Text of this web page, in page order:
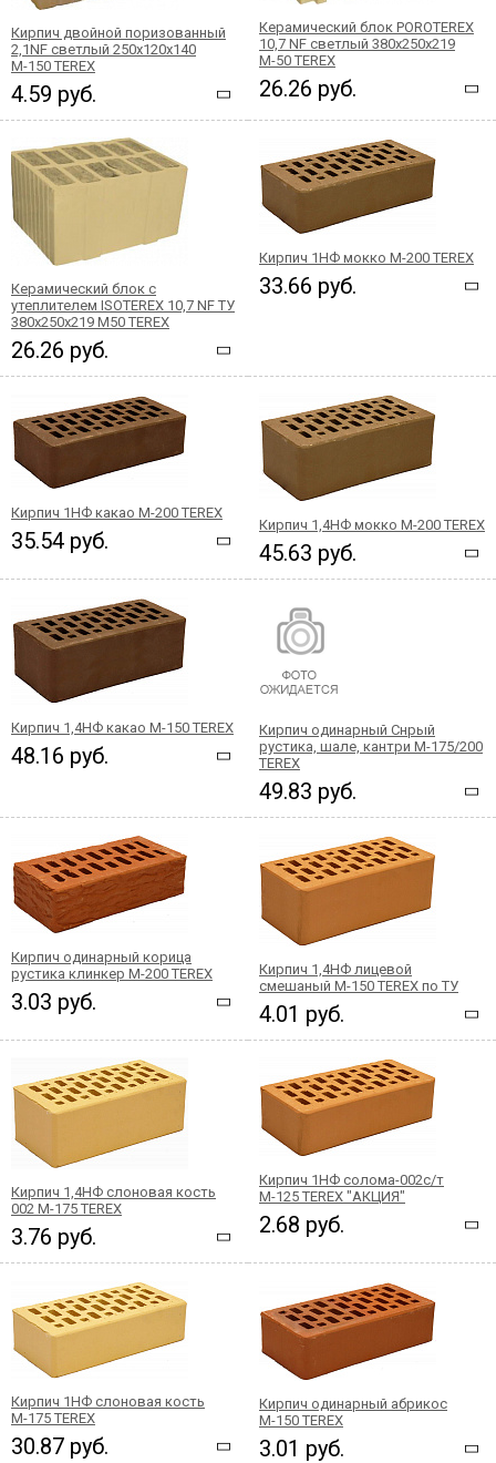
Кирпич двойной поризованный
2,1NF светлый 250x120x140
М-150 ТEREX
4.59 руб.
Керамический блок POROTEREX
10,7 NF светлый 380x250x219
М-50 TEREX
26.26 руб.
Керамический блок с
утеплителем ISOTEREX 10,7 NF ТУ
380x250x219 М50 TEREX
26.26 руб.
Кирпич 1НФ мокко М-200 TEREX
33.66 руб.
Кирпич 1НФ какао М-200 TEREX
35.54 руб.
Кирпич 1,4НФ мокко М-200 TEREX
45.63 руб.
Кирпич 1,4НФ какао М-150 TEREX
48.16 руб.
Кирпич одинарный Снрый
рустика, шале, кантри М-175/200
TEREX
49.83 руб.
Кирпич одинарный корица
рустика клинкер М-200 TEREX
3.03 руб.
Кирпич 1,4НФ лицевой
смешаный М-150 TEREX по ТУ
4.01 руб.
Кирпич 1,4НФ слоновая кость
002 М-175 TEREX
3.76 руб.
Кирпич 1НФ солома-002с/т
М-125 TEREX "АКЦИЯ"
2.68 руб.
Кирпич 1НФ слоновая кость
М-175 TEREX
30.87 руб.
Кирпич одинарный абрикос
М-150 TEREX
3.01 руб.